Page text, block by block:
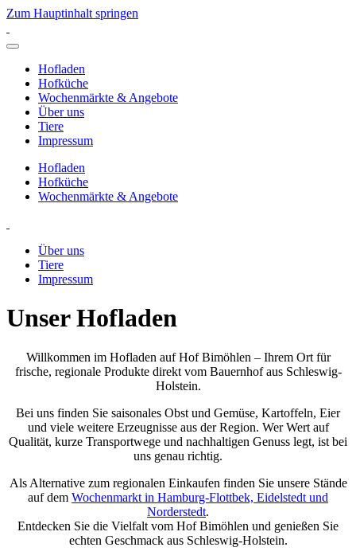
Zum Hauptinhalt springen
Hofladen
Hofküche
Wochenmärkte & Angebote
Über uns
Tiere
Impressum
Hofladen
Hofküche
Wochenmärkte & Angebote
Über uns
Tiere
Impressum
Unser Hofladen
Willkommen im Hofladen auf Hof Bimöhlen – Ihrem Ort für
frische, regionale Produkte direkt vom Bauernhof aus Schleswig-
Holstein.
Bei uns finden Sie saisonales Obst und Gemüse, Kartoffeln, Eier
und viele weitere Erzeugnisse aus der Region. Wer Wert auf
Qualität, kurze Transportwege und nachhaltigen Genuss legt, ist bei
uns genau richtig.
Als Alternative zum regionalen Einkaufen finden Sie unsere Stände
auf dem Wochenmarkt in Hamburg-Flottbek, Eidelstedt und
Norderstedt.
Entdecken Sie die Vielfalt vom Hof Bimöhlen und genießen Sie
echten Geschmack aus Schleswig-Holstein.